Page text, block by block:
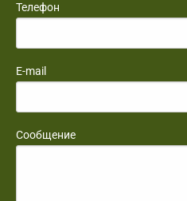
Телефон
E-mail
Сообщение